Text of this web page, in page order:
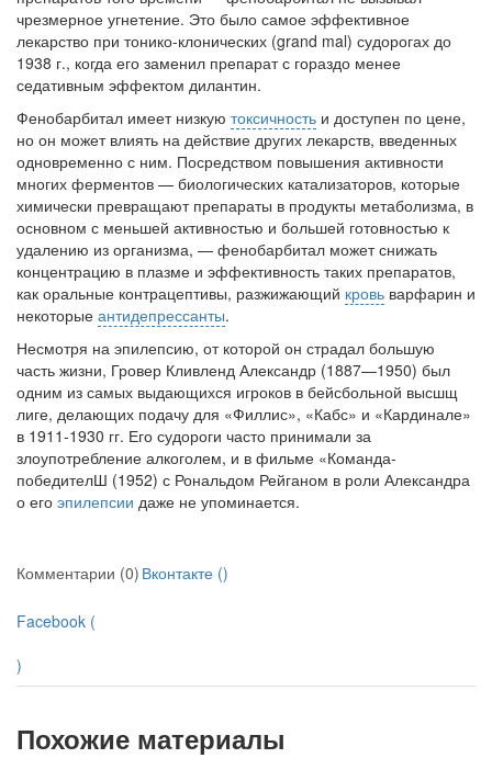
чрезмерное угнетение. Это было са­мое эффективное
лекарство при тонико-клонических (grand mal) судорогах до
1938 г., когда его заменил препарат с гораздо менее
седативным эффектом дилантин.
Фенобарбитал имеет низкую токсичность и доступен по цене,
но он может влиять на действие других лекарств, введенных
одновременно с ним. Посред­ством повышения активности
многих ферментов — биологических катализа­торов, которые
химически превращают препараты в продукты метаболизма, в
основном с меньшей активностью и большей готовностью к
удалению из ор­ганизма, — фенобарбитал может снижать
концентрацию в плазме и эффектив­ность таких препаратов,
как оральные контрацептивы, разжижающий кровь варфарин и
некоторые антидепрессанты.
Несмотря на эпилепсию, от которой он страдал большую
часть жизни, Гровер Кливленд Александр (1887—1950) был
одним из самых выдающихся игроков в бейсбольной высшщ
лиге, делающих подачу для «Филлис», «Кабс» и «Кардинале»
в 1911-1930 гг. Его судоро­ги часто принимали за
злоупотребление алкоголем, и в фильме «Команда-
победителШ (1952) с Рональдом Рейганом в роли Александра
о его эпилепсии даже не упоминается.
Комментарии (0) Вконтакте ()
Facebook (
)
Похожие материалы